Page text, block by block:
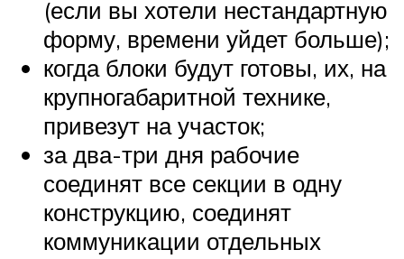
(если вы хотели нестандартную
форму, времени уйдет больше);
когда блоки будут готовы, их, на
крупногабаритной технике,
привезут на участок;
за два-три дня рабочие
соединят все секции в одну
конструкцию, соединят
коммуникации отдельных